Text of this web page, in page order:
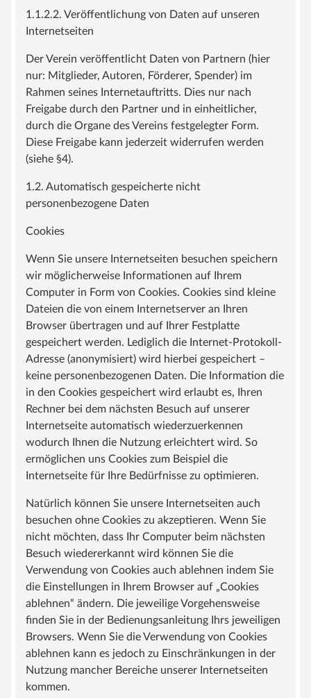
1.1.2.2. Veröffentlichung von Daten auf unseren
Internetseiten
Der Verein veröffentlicht Daten von Partnern (hier
nur: Mitglieder, Autoren, Förderer, Spender) im
Rahmen seines Internetauftritts. Dies nur nach
Freigabe durch den Partner und in einheitlicher,
durch die Organe des Vereins festgelegter Form.
Diese Freigabe kann jederzeit widerrufen werden
(siehe §4).
1.2. Automatisch gespeicherte nicht
personenbezogene Daten
Cookies
Wenn Sie unsere Internetseiten besuchen speichern
wir möglicherweise Informationen auf Ihrem
Computer in Form von Cookies. Cookies sind kleine
Dateien die von einem Internetserver an Ihren
Browser übertragen und auf Ihrer Festplatte
gespeichert werden. Lediglich die Internet-Protokoll-
Adresse (anonymisiert) wird hierbei gespeichert –
keine personenbezogenen Daten. Die Information die
in den Cookies gespeichert wird erlaubt es, Ihren
Rechner bei dem nächsten Besuch auf unserer
Internetseite automatisch wiederzuerkennen
wodurch Ihnen die Nutzung erleichtert wird. So
ermöglichen uns Cookies zum Beispiel die
Internetseite für Ihre Bedürfnisse zu optimieren.
Natürlich können Sie unsere Internetseiten auch
besuchen ohne Cookies zu akzeptieren. Wenn Sie
nicht möchten, dass Ihr Computer beim nächsten
Besuch wiedererkannt wird können Sie die
Verwendung von Cookies auch ablehnen indem Sie
die Einstellungen in Ihrem Browser auf „Cookies
ablehnen“ ändern. Die jeweilige Vorgehensweise
finden Sie in der Bedienungsanleitung Ihrs jeweiligen
Browsers. Wenn Sie die Verwendung von Cookies
ablehnen kann es jedoch zu Einschränkungen in der
Nutzung mancher Bereiche unserer Internetseiten
kommen.